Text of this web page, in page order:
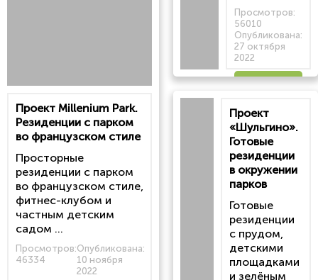
Проект Millenium Park.
Резиденции с парком
во французском стиле
Просторные
резиденции с парком
во французском стиле,
фитнес-клубом и
частным детским
садом ...
Просмотров:
46334
Опубликована:
10 ноября
2022
Просмотров:
56010
Опубликована:
27 октября
2022
статью
Проект
«Шульгино».
Готовые
резиденции
в окружении
парков
Готовые
резиденции
с прудом,
детскими
площадками
и зелёным